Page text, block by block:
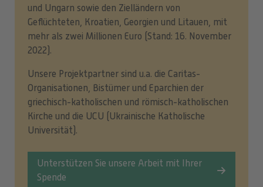
und Ungarn sowie den Zielländern von
Geflüchteten, Kroatien, Georgien und Litauen, mit
mehr als zwei Millionen Euro (Stand: 16. November
2022).
Unsere Projektpartner sind u.a. die Caritas-
Organisationen, Bistümer und Eparchien der
griechisch-katholischen und römisch-katholischen
Kirche und die UCU (Ukrainische Katholische
Universität).
Unterstützen Sie unsere Arbeit mit Ihrer
Spende